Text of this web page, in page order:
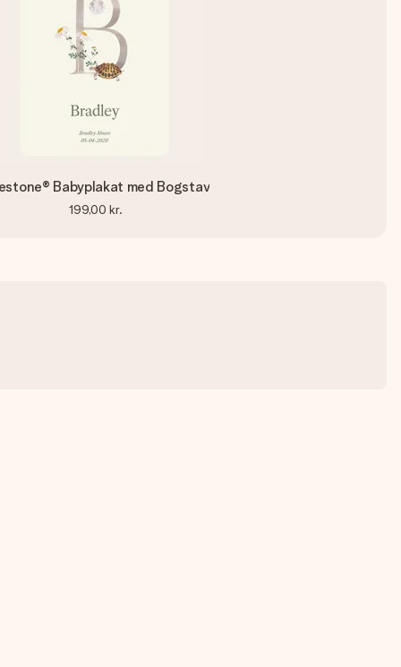
Babyplakat med Bogstav
199,00 kr.